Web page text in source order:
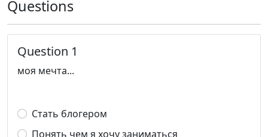
Questions
Question 1
моя мечта...
Стать блогером
Понять чем я хочу заниматься